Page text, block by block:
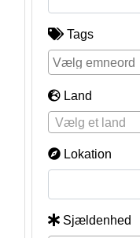
Tags
Land
Vælg et land
Lokation
Sjældenhed